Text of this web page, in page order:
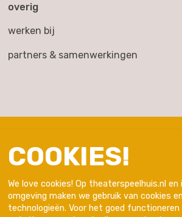
COOKIES!
We love cookies! Op theaterspeelhuis.nl
omgeving maken we gebruik van cookies
technologieën. Voor het goed functioneren
overig
werken bij
partners & samenwerkingen